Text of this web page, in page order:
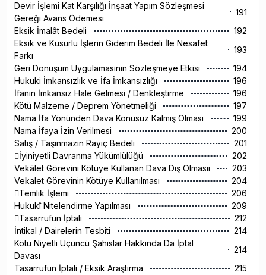
Devir İşlemi Kat Karşılığı İnşaat Yapım Sözleşmesi
Gereği Avans Ödemesi
191
Eksik İmalât Bedeli
192
Eksik ve Kusurlu İşlerin Giderim Bedeli İle Nesafet
Farkı
193
Geri Dönüşüm Uygulamasının Sözleşmeye Etkisi
194
Hukuki İmkansızlık ve İfa İmkansızlığı
196
İfanın İmkansız Hale Gelmesi / Denkleştirme
196
Kötü Malzeme / Deprem Yönetmeliği
197
Nama İfa Yönünden Dava Konusuz Kalmış Olması
199
Nama İfaya İzin Verilmesi
200
Satış / Taşınmazın Rayiç Bedeli
201
İyiniyetli Davranma Yükümlülüğü
202
Vekâlet Görevini Kötüye Kullanan Dava Dış Olmasıı
203
Vekalet Görevinin Kötüye Kullanılması
204
Temlik İşlemi
206
Hukukî Nitelendirme Yapılması
209
Tasarrufun İptali
212
İntikal / Dairelerin Tesbiti
214
Kötü Niyetli Üçüncü Şahıslar Hakkında Da İptal
Davası
214
Tasarrufun İptali / Eksik Araştırma
215